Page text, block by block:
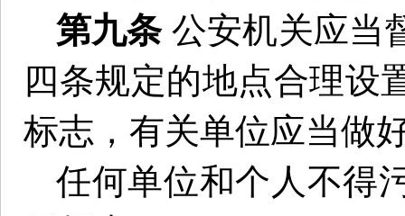
第九条 公安机关应当
四条规定的地点合理设
标志，有关单位应当做
任何单位和个人不得